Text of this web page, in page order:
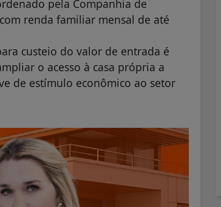
pela Companhia de
renda familiar mensal de até
custeio do valor de entrada é
o acesso à casa própria a
de estímulo econômico ao setor